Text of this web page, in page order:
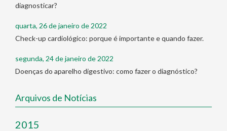
diagnosticar?
quarta, 26 de janeiro de 2022
Check-up cardiológico: porque é importante e quando fazer.
segunda, 24 de janeiro de 2022
Doenças do aparelho digestivo: como fazer o diagnóstico?
Arquivos de Notícias
2015